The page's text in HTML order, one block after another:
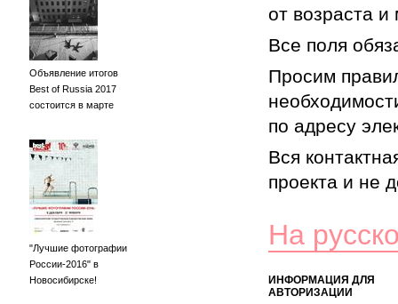
Объявление итогов
Best of Russia 2017
состоится в марте
"Лучшие фотографии
России-2016" в
Новосибирске!
от возраста
Все поля
Просим
по адресу
Вся
проекта и не
На
ИНФОРМАЦИЯ ДЛЯ
АВТОРИЗАЦИИ